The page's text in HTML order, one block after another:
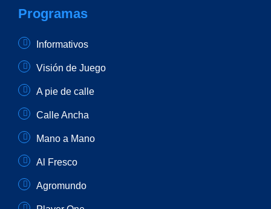
Programas
Informativos
Visión de Juego
A pie de calle
Calle Ancha
Mano a Mano
Al Fresco
Agromundo